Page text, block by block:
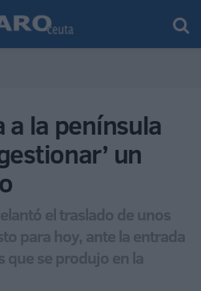
a la península
un
el traslado de unos
para hoy, ante la entrada
se produjo en la